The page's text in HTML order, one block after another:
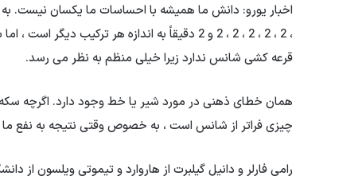
، 2 ، 2 ، 2 ، 2 ، 2 و 2 دقیقاً به اندازه هر ترکیب
قرعه کشی شانس ندارد زیرا خیلی منظم به نظر می رسد.
همان خطای ذهنی در مورد شیر یا خط وجود دارد. اگرچه
چیزی فراتر از شانس است ، به خصوص وقتی نتیجه به نفع ما